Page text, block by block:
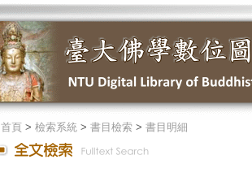
首頁> 檢索系統> 書目檢索> 書目明細